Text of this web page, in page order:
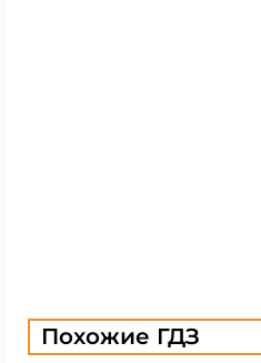
Похожие ГДЗ